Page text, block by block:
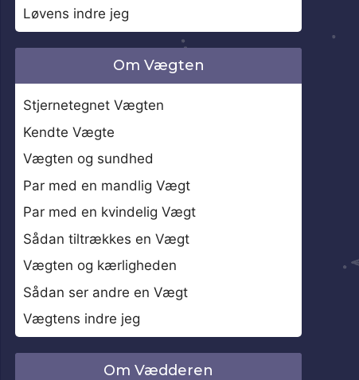
Løvens indre jeg
Om Vægten
Stjernetegnet Vægten
Kendte Vægte
Vægten og sundhed
Par med en mandlig Vægt
Par med en kvindelig Vægt
Sådan tiltrækkes en Vægt
Vægten og kærligheden
Sådan ser andre en Vægt
Vægtens indre jeg
Om Vædderen